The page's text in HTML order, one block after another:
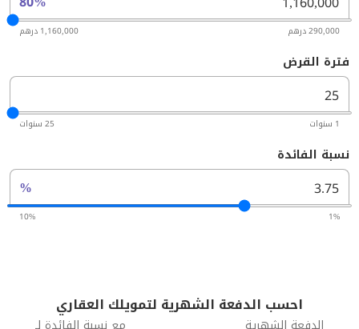
290,000 درهم 1,160,000 درهم
فترة القرض
1 سنوات 25 سنوات
نسبة الفائدة
%
1%
10%
احسب الدفعة الشهرية لتمويلك العقاري